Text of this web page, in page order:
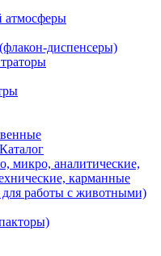
атмосферы
диспенсеры)
микро, аналитические,
карманные
работы с животными)